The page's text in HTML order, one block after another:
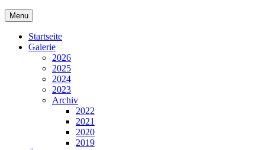
Skip
to
content
Menu
Startseite
Galerie
2026
2025
2024
2023
Archiv
2022
2021
2020
2019